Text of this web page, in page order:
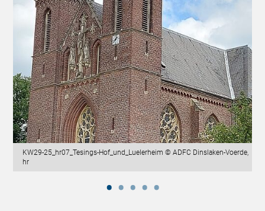
KW29-25_hr07_Tesings-Hof_und_Luelerheim © ADFC Dinslaken-Voerde,
hr